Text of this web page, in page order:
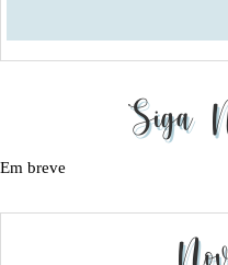
Siga
Em breve